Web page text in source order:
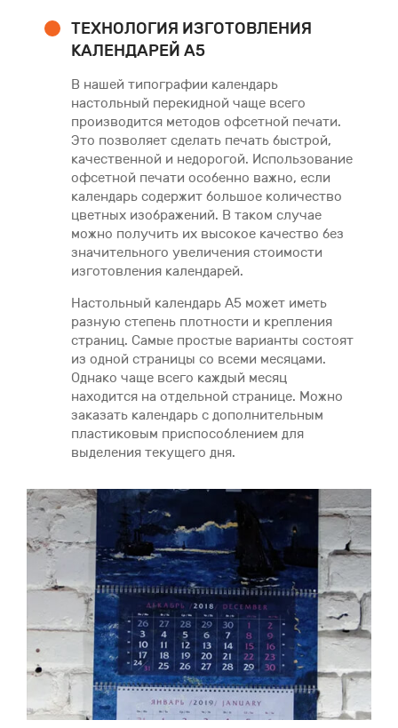
ТЕХНОЛОГИЯ ИЗГОТОВЛЕНИЯ
КАЛЕНДАРЕЙ А5
В нашей типографии календарь
настольный перекидной чаще всего
производится методов офсетной печати.
Это позволяет сделать печать быстрой,
качественной и недорогой. Использование
офсетной печати особенно важно, если
календарь содержит большое количество
цветных изображений. В таком случае
можно получить их высокое качество без
значительного увеличения стоимости
изготовления календарей.
Настольный календарь А5 может иметь
разную степень плотности и крепления
страниц. Самые простые варианты состоят
из одной страницы со всеми месяцами.
Однако чаще всего каждый месяц
находится на отдельной странице. Можно
заказать календарь с дополнительным
пластиковым приспособлением для
выделения текущего дня.